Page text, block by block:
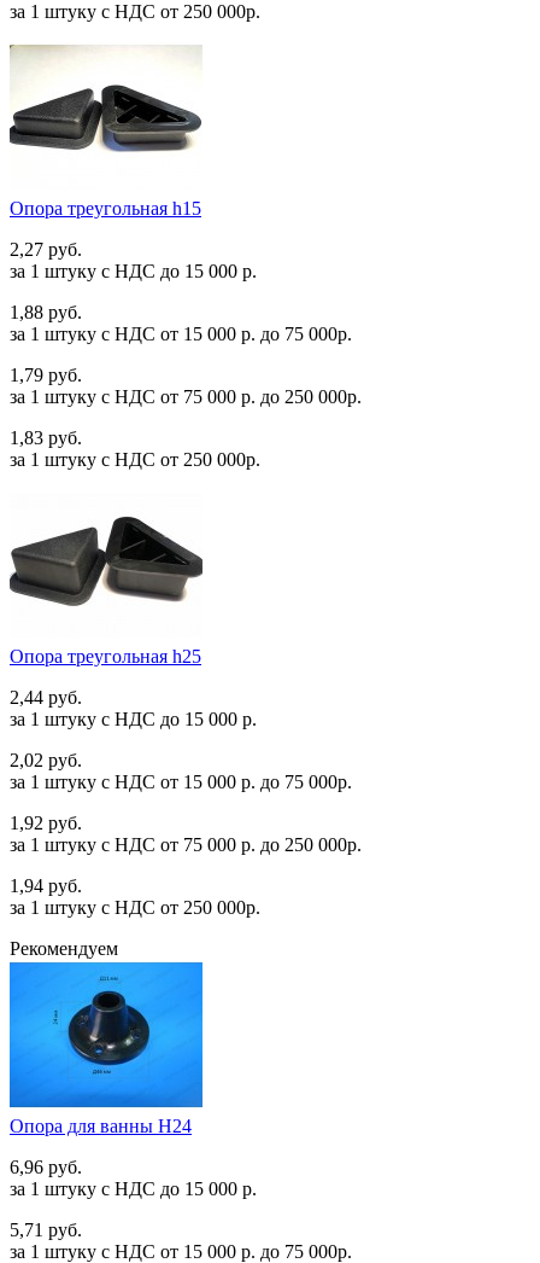
за 1 штуку c НДС от 250 000р.
Опора треугольная h15
2,27 руб.
за 1 штуку c НДС до 15 000 р.
1,88 руб.
за 1 штуку c НДС от 15 000 р. до 75 000р.
1,79 руб.
за 1 штуку c НДС от 75 000 р. до 250 000р.
1,83 руб.
за 1 штуку c НДС от 250 000р.
Опора треугольная h25
2,44 руб.
за 1 штуку c НДС до 15 000 р.
2,02 руб.
за 1 штуку c НДС от 15 000 р. до 75 000р.
1,92 руб.
за 1 штуку c НДС от 75 000 р. до 250 000р.
1,94 руб.
за 1 штуку c НДС от 250 000р.
Рекомендуем
Опора для ванны Н24
6,96 руб.
за 1 штуку c НДС до 15 000 р.
5,71 руб.
за 1 штуку c НДС от 15 000 р. до 75 000р.